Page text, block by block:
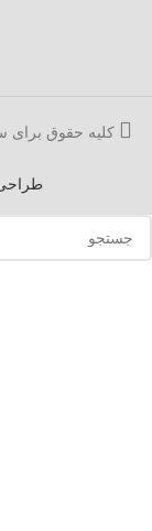
کلیه حقوق برای